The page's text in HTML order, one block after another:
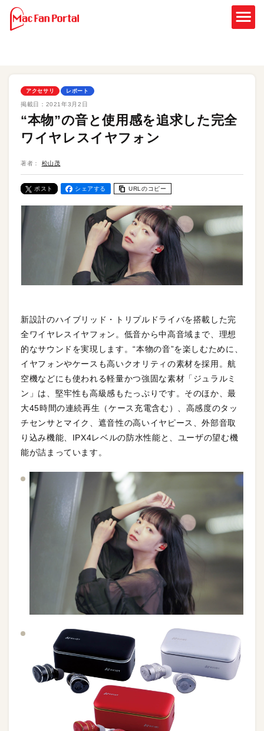
アクセサリ レポート
掲載日： 2021年3月2日
“本物”の音と使用感を追求した完全
ワイヤレスイヤフォン
著者： 松山茂
ポスト シェアする URLのコピー
新設計のハイブリッド・トリプルドライバを搭載した完
全ワイヤレスイヤフォン。低音から中高音域まで、理想
的なサウンドを実現します。“本物の音”を楽しむために、
イヤフォンやケースも高いクオリティの素材を採用。航
空機などにも使われる軽量かつ強固な素材「ジュラルミ
ン」は、堅牢性も高級感もたっぷりです。そのほか、最
大45時間の連続再生（ケース充電含む）、高感度のタッ
チセンサとマイク、遮音性の高いイヤピース、外部音取
り込み機能、IPX4レベルの防水性能と、ユーザの望む機
能が詰まっています。